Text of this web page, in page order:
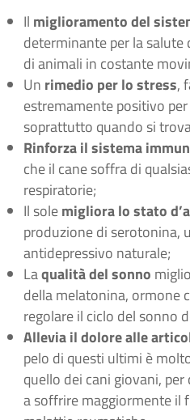
Il miglioramento del
determinante per la salute
di animali in costante
Un rimedio per lo stress,
estremamente positivo
soprattutto quando si
Rinforza il sistema
che il cane soffra di
respiratorie;
Il solemigliora lo stato
produzione di serotonina,
antidepressivo naturale;
Laqualità del sonno
della melatonina, ormone
regolare il ciclo del sonno
Allevia il dolore alle
pelo di questi ultimi è
quello dei cani giovani,
a soffrire maggiormente il